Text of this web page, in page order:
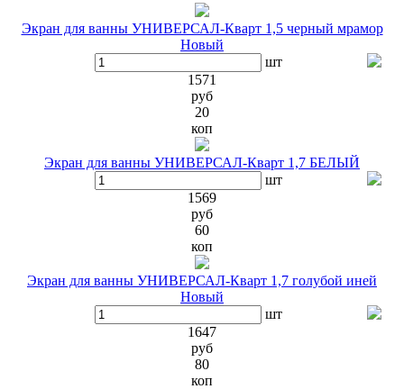
Экран для ванны УНИВЕРСАЛ-Кварт 1,5 черный мрамор
Новый
шт
1571
руб
20
коп
Экран для ванны УНИВЕРСАЛ-Кварт 1,7 БЕЛЫЙ
шт
1569
руб
60
коп
Экран для ванны УНИВЕРСАЛ-Кварт 1,7 голубой иней
Новый
шт
1647
руб
80
коп